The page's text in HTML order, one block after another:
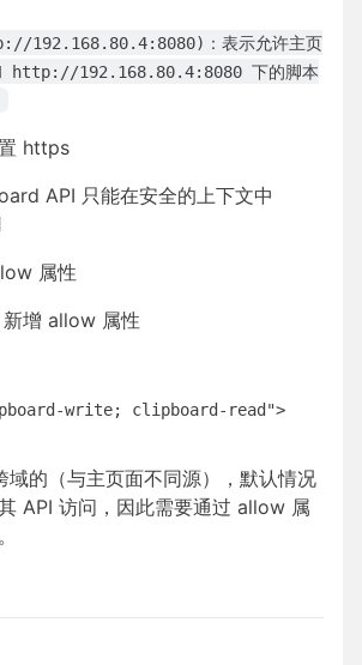
192.168.80.4:8080)：表示允许主页
http://192.168.80.4:8080 下的脚本
https
API 只能在安全的上下文中
属性
增 allow 属性
write; clipboard-read">
的（与主页面不同源），默认情况
API 访问，因此需要通过 allow 属